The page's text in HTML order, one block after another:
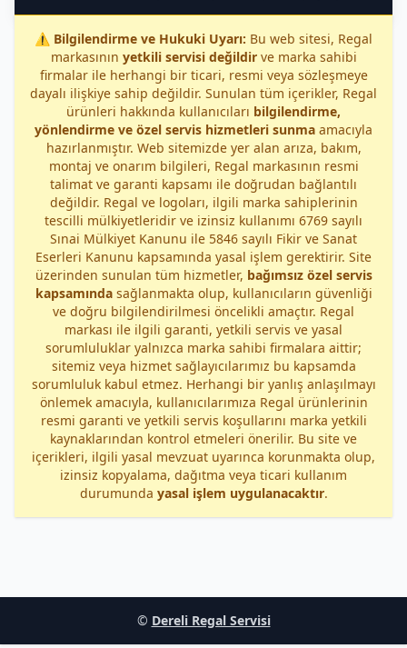
⚠️ Bilgilendirme ve Hukuki Uyarı: Bu web sitesi, Regal
markasının yetkili servisi değildirve marka sahibi
firmalar ile herhangi bir ticari, resmi veya sözleşmeye
dayalı ilişkiye sahip değildir. Sunulan tüm içerikler, Regal
ürünleri hakkında kullanıcıları bilgilendirme,
yönlendirme ve özel servis hizmetleri sunma amacıyla
hazırlanmıştır. Web sitemizde yer alan arıza, bakım,
montaj ve onarım bilgileri, Regal markasının resmi
talimat ve garanti kapsamı ile doğrudan bağlantılı
değildir. Regal ve logoları, ilgili marka sahiplerinin
tescilli mülkiyetleridir ve izinsiz kullanımı 6769 sayılı
Sınai Mülkiyet Kanunu ile 5846 sayılı Fikir ve Sanat
Eserleri Kanunu kapsamında yasal işlem gerektirir. Site
üzerinden sunulan tüm hizmetler, bağımsız özel servis
kapsamındasağlanmakta olup, kullanıcıların güvenliği
ve doğru bilgilendirilmesi öncelikli amaçtır. Regal
markası ile ilgili garanti, yetkili servis ve yasal
sorumluluklar yalnızca marka sahibi firmalara aittir;
sitemiz veya hizmet sağlayıcılarımız bu kapsamda
sorumluluk kabul etmez. Herhangi bir yanlış anlaşılmayı
önlemek amacıyla, kullanıcılarımıza Regal ürünlerinin
resmi garanti ve yetkili servis koşullarını marka yetkili
kaynaklarından kontrol etmeleri önerilir. Bu site ve
içerikleri, ilgili yasal mevzuat uyarınca korunmakta olup,
izinsiz kopyalama, dağıtma veya ticari kullanım
durumunda yasal işlem uygulanacaktır.
© Dereli Regal Servisi